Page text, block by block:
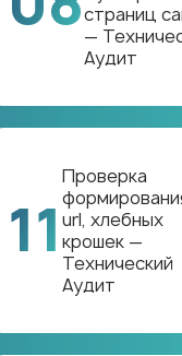
страниц
—
Аудит
11
Проверка
url, хлебных
крошек —
Технический
Аудит